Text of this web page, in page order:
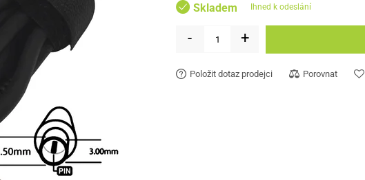
Skladem ihned k odeslání
- +
Položit dotaz prodejci Porovnat